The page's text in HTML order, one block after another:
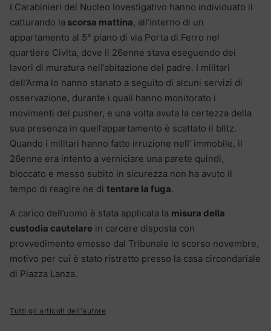
I Carabinieri del Nucleo Investigativo hanno individuato il
catturando la scorsa mattina, all’interno di un
appartamento al 5° piano di via Porta di Ferro nel
quartiere Civita, dove il 26enne stava eseguendo dei
lavori di muratura nell’abitazione del padre. I militari
dell’Arma lo hanno stanato a seguito di alcuni servizi di
osservazione, durante i quali hanno monitorato i
movimenti del pusher, e una volta avuta la certezza della
sua presenza in quell’appartamento è scattato il blitz.
Quando i militari hanno fatto irruzione nell’ immobile, il
26enne era intento a verniciare una parete quindi,
bloccato e messo subito in sicurezza non ha avuto il
tempo di reagire ne di tentare la fuga.
A carico dell’uomo è stata applicata la misura della
custodia cautelare in carcere disposta con
provvedimento emesso dal Tribunale lo scorso novembre,
motivo per cui è stato ristretto presso la casa circondariale
di Piazza Lanza.
Tutti gli articoli dell'autore